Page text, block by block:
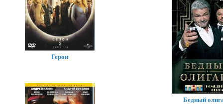
Анжелика
Бедный
Герои